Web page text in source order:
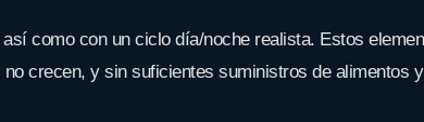
como con un ciclo día/noche realista. Estos
crecen, y sin suficientes suministros de alimentos